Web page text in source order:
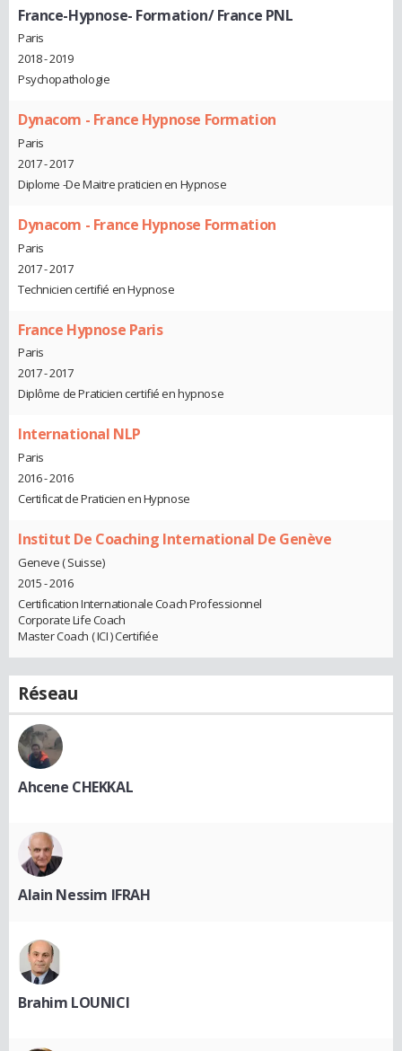
France-Hypnose- Formation/ France PNL
Paris
2018 - 2019
Psychopathologie
Dynacom - France Hypnose Formation
Paris
2017 - 2017
Diplome -De Maitre praticien en Hypnose
Dynacom - France Hypnose Formation
Paris
2017 - 2017
Technicien certifié en Hypnose
France Hypnose Paris
Paris
2017 - 2017
Diplôme de Praticien certifié en hypnose
International NLP
Paris
2016 - 2016
Certificat de Praticien en Hypnose
Institut De Coaching International De Genève
Geneve ( Suisse)
2015 - 2016
Certification Internationale Coach Professionnel
Corporate Life Coach
Master Coach ( ICI ) Certifiée
Réseau
Ahcene CHEKKAL
Alain Nessim IFRAH
Brahim LOUNICI